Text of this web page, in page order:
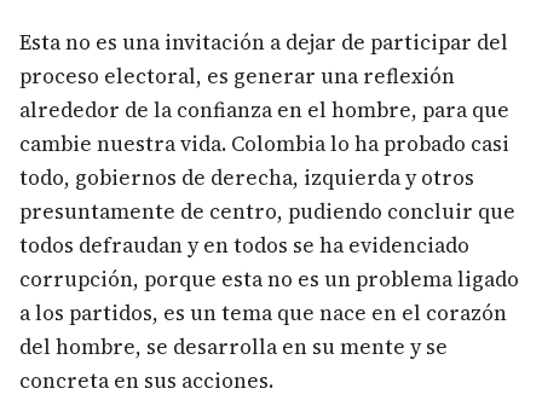
Esta no es una invitación a dejar de participar del
proceso electoral, es generar una reflexión
alrededor de la confianza en el hombre, para que
cambie nuestra vida. Colombia lo ha probado casi
todo, gobiernos de derecha, izquierda y otros
presuntamente de centro, pudiendo concluir que
todos defraudan y en todos se ha evidenciado
corrupción, porque esta no es un problema ligado
a los partidos, es un tema que nace en el corazón
del hombre, se desarrolla en su mente y se
concreta en sus acciones.